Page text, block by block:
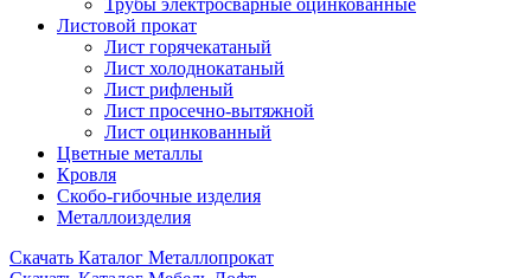
Трубы электросварные оцинкованные
Листовой прокат
Лист горячекатаный
Лист холоднокатаный
Лист рифленый
Лист просечно-вытяжной
Лист оцинкованный
Цветные металлы
Кровля
Скобо-гибочные изделия
Металлоизделия
Скачать Каталог Металлопрокат